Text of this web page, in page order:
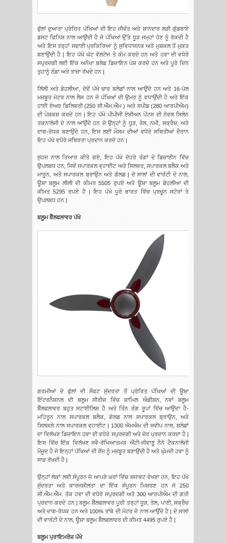
ਫੁੱਲਾਂ ਦੁਆਰਾ ਪ੍ਰੇਰਿਤ ਪੱਖਿਆਂ ਦੀ ਇਹ ਜੀਵੰਤ ਅਤੇ ਸ਼ਾਨਦਾਰ ਲੜੀ ਗੁੱਡਬਾਏ
ਡਸਟ ਫਿਨਿਸ਼ ਨਾਲ ਆਉਂਦੀ ਹੈ ਜੋ ਪੱਖਿਆਂ ਉੱਤੇ ਧੂੜ ਜਮ੍ਹਾਂ ਹੋਣ ਨੂੰ ਰੋਕਦੀ ਹੈ
ਅਤੇ ਇਸ ਤਰ੍ਹਾਂ ਸਫਾਈ ਪ੍ਰਕਿਰਿਆ ਨੂੰ ਸੁਵਿਧਾਜਨਕ ਅਤੇ ਮੁਸ਼ਕਲ ਤੋਂ ਮੁਕਤ
ਬਣਾਉਂਦੀ ਹੈ | ਇਹ ਪੱਖੇ ਘੱਟ ਵੋਲਟੇਜ ਤੇ ਕੰਮ ਕਰਦੇ ਹਨ ਅਤੇ ਹਵਾ ਦੀ ਵਧੇਰੇ
ਸਪੁਰਦਗੀ ਲਈ ਇੱਕ ਅਨੌਖਾ ਬਲੇਡ ਡਿਜ਼ਾਇਨ ਪੇਸ਼ ਕਰਦੇ ਹਨ ਅਤੇ ਪੂਰੇ ਦਿਨ
ਤੁਹਾਨੂੰ ਠੰਡਾ ਅਤੇ ਤਾਜ਼ਾ ਰੱਖਦੇ ਹਨ |
ਲਿੱਲੀ ਅਤੇ ਡੇਹਲੀਆ, ਦੋਵੇਂ ਪੱਖੇ ਚਾਰ ਬਲੇਡਾਂ ਨਾਲ ਆਉਂਦੇ ਹਨ ਅਤੇ 16-ਪੋਲ
ਮਜ਼ਬੂਤ ਮੋਟਰ ਨਾਲ ਲੈਸ ਹਨ ਜੋ ਪੱਖਿਆਂ ਦੀ ਉਮਰ ਨੂੰ ਵਧਾਉਂਦੀ ਹੈ ਅਤੇ ਇੱਕ
ਹਾਈ ਏਅਰ ਡਿਲਿਵਰੀ (250 ਸੀ.ਐੱਮ.ਐੱਮ.) ਅਤੇ ਸਪੀਡ (280 ਆਰਪੀਐਮ)
ਦੀ ਪੇਸ਼ਕਸ਼ ਕਰਦੇ ਹਨ | ਇਹ ਪੱਖੇ ਪੀਪੀਜੀ ਏਸ਼ੀਅਨ ਪੇਂਟਸ ਦੀ ਨੋਵਲ ਸਿਲੇਨ
ਤਕਨਾਲੋਜੀ ਦੇ ਨਾਲ ਆਉਂਦੇ ਹਨ ਜੋ ਉਨ੍ਹਾਂ ਨੂੰ ਧੂੜ, ਤੇਲ, ਨਮੀ, ਸਕ੍ਰੈਚ, ਅਤੇ
ਦਾਗ-ਰੋਧਕ ਬਣਾਉਂਦੇ ਹਨ, ਇਸ ਲਈ ਮੌਸਮ ਦੀਆਂ ਵਧੇਰੇ ਸਥਿਤੀਆਂ ਦੌਰਾਨ
ਇਹ ਪੱਖੇ ਵਧੇਰੇ ਸਥਿਰਤਾ ਪ੍ਰਦਾਨ ਕਰਦੇ ਹਨ |
ਸੁਹਜ ਨਾਲ ਤਿਆਰ ਕੀਤੇ ਗਏ, ਇਹ ਪੱਖੇ ਦੋਹਰੇ ਰੰਗਾਂ ਦੇ ਡਿਜ਼ਾਈਨ ਵਿੱਚ
ਉਪਲਬਧ ਹਨ, ਜਿਵੇਂ ਸਪਾਰਕਲ ਵ੍ਹਾਈਟ ਅਤੇ ਸਿਲਵਰ, ਸਪਾਰਕਲ ਬਲੈਕ ਅਤੇ
ਮਾਰੂਨ, ਅਤੇ ਸਪਾਰਕਲ ਬ੍ਰਾਉਨ ਅਤੇ ਗੋਲਡ | ਦੋ ਸਾਲਾਂ ਦੀ ਵਾਰੰਟੀ ਦੇ ਨਾਲ,
ਊਸ਼ਾ ਬਲੂਮ ਲੀਲੀ ਦੀ ਕੀਮਤ 5505 ਰੁਪਏ ਅਤੇ ਊਸ਼ਾ ਬਲੂਮ ਡੇਹਲੀਆ ਦੀ
ਕੀਮਤ 5295 ਰਪਏ ਹੈ | ਇਹ ਪੱਖੇ ਪੂਰੇ ਭਾਰਤ ਵਿੱਚ ਪ੍ਰਚੂਨ ਸਟੋਰਾਂ ਤੇ
ਉਪਲਬਧ ਹਨ |
ਬਲੂਮ ਬੈੱਲਫਲਾਵਰ ਪੱਖੇ
ਗਰਮੀਆਂ ਦੇ ਫੁੱਲਾਂ ਦੀ ਸੌਫਟ ਸੁੰਦਰਤਾ ਤੋਂ ਪ੍ਰੇਰਿਤ ਪੱਖਿਆਂ ਦੀ ਊਸ਼ਾ
ਇੰਟਰਨੈਸ਼ਨਲ ਦੀ ਬਲੂਮ ਸੀਰੀਜ਼ ਵਿੱਚ ਸ਼ਾਮਿਲ ਐਡੀਸ਼ਨ, ਨਵਾਂ ਬਲੂਮ
ਬੈੱਲਫਲਾਵਰ ਬਹੁਤ ਸਟਾਈਲਿਸ਼ ਹੈ ਅਤੇ ਤਿੰਨ ਰੰਗ ਰੂਪਾਂ ਵਿੱਚ ਆਉਂਦਾ ਹੈ-
ਮਹਿਰੂਨ ਨਾਲ ਸਪਾਰਕਲ ਬਲੈਕ, ਗੋਲਡ ਨਾਲ ਸਪਾਰਕਲ ਬ੍ਰਾਉਨ, ਅਤੇ
ਸਿਲਕਲੇ ਨਾਲ ਸਪਾਰਕਲ ਵ੍ਹਾਈਟ | 1300 ਐਮਐਮ ਦੀ ਸਵੀਪ ਨਾਲ, ਬਲੇਡਾਂ
ਦਾ ਵਿਲੱਖਣ ਡਿਜ਼ਾਇਨ ਹਵਾ ਦੀ ਵਧੇਰੇ ਸਪੁਰਦਗੀ ਅਤੇ ਜ਼ੋਰ ਪ੍ਰਦਾਨ ਕਰਦਾ ਹੈ |
ਇਸ ਵਿੱਚ ਇੱਕ ਵਿਲੱਖਣ ਸਵੈ-ਰੱਖਿਆਤਮਕ ਐਂਟੀ-ਜੀਵਾਣੂ ਨੈਨੋ ਟੈਕਨਾਲੋਜੀ
ਮੌਜੂਦ ਹੈ ਜੋ ਇਨ੍ਹਾਂ ਪੱਖਿਆਂ ਦੀ ਰੇਂਜ ਨੂੰ ਮਜ਼ਬੂਤ ਬਣਾਉਂਦੀ ਹੈ ਅਤੇ ਘੁੰਮਦੀ ਹਵਾ ਨੂੰ
ਸਾਫ਼ ਰੱਖਦੀ ਹੈ |
ਉਨ੍ਹਾਂ ਲੋਕਾਂ ਲਈ ਸੰਪੂਰਨ ਜੋ ਆਪਣੇ ਘਰਾਂ ਵਿੱਚ ਸਜਾਵਟ ਵੇਖਣਾ ਹਨ, ਇਹ ਪੱਖੇ
ਸੁੰਦਰਤਾ ਅਤੇ ਕਾਰਜਸ਼ੀਲਤਾ ਦਾ ਇੱਕ ਸੰਪੂਰਨ ਮਿਸ਼ਰਣ ਹਨ ਜੋ 250
ਸੀ.ਐੱਮ.ਐੱਮ. ਤੱਕ ਹਵਾ ਦੀ ਵਧੇਰੇ ਸਪੁਰਦਗੀ ਅਤੇ 300 ਆਰਪੀਐਮ ਦੀ ਗਤੀ
ਪ੍ਰਦਾਨ ਕਰਦੇ ਹਨ | ਬਲੂਮ ਬੈੱਲਫਲਾਵਰ ਪੂਰੀ ਤਰ੍ਹਾਂ ਧੂੜ, ਤੇਲ, ਪਾਣੀ, ਸਕ੍ਰੈਚ
ਅਤੇ ਦਾਗ-ਰੋਧਕ ਹਨ ਅਤੇ 100% ਤਾਂਬੇ ਦੀ ਮੋਟਰ ਦੇ ਨਾਲ ਆਉਂਦੇ ਹੈ | ਦੋ ਸਾਲਾਂ
ਦੀ ਵਾਰੰਟੀ ਦੇ ਨਾਲ, ਊਸ਼ਾ ਬਲੂਮ ਬੈੱਲਫਲਾਵਰ ਦੀ ਕੀਮਤ 4495 ਰੁਪਏ ਹੈ |
ਬਲੂਮ ਪ੍ਰਾਇਮਰੋਜ਼ ਪੱਖੇ